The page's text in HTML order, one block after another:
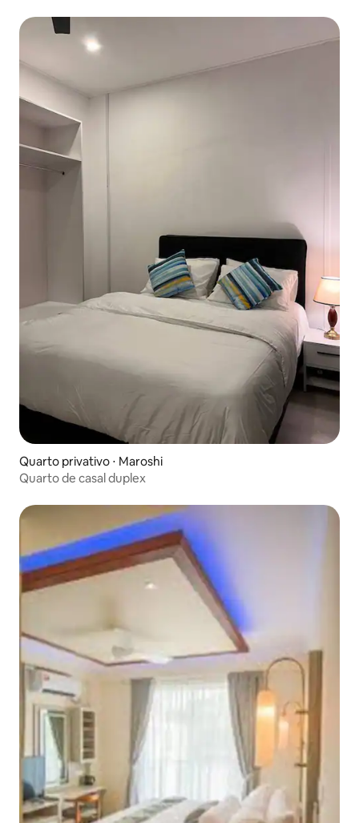
Quarto privativo ⋅ Maroshi
Quarto de casal duplex